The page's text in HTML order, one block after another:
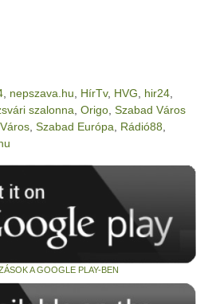
nepszava.hu HírTv, HVG hir24
szalonna Origo Szabad Város
Szabad Európa Rádió88
A GOOGLE PLAY-BEN